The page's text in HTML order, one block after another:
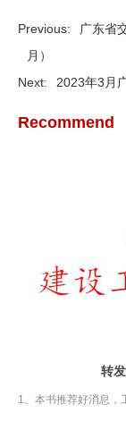
Previous:
广东省
月）
Next:
2023年3月
Recommend
转
1、本书推荐好消息，